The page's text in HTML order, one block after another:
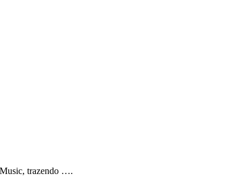
Music, trazendo ….